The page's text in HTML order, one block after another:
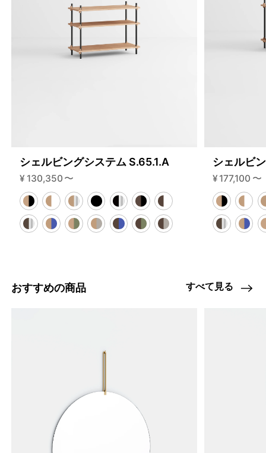
シェルビングシステム S.65.1.A
¥ 130,350 〜
シェルビ
¥ 177,100 〜
おすすめの商品 すべて見る